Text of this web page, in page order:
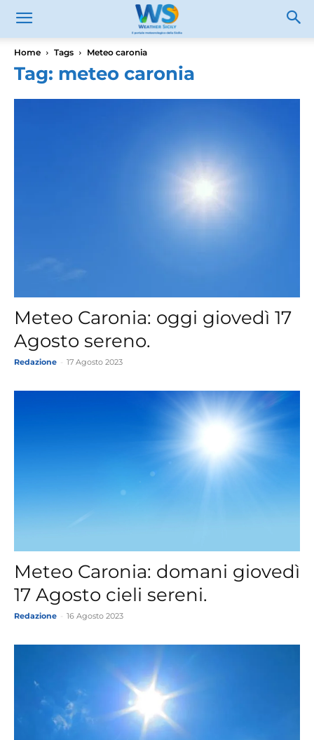
Home Tags Meteo caronia
Tag: meteo caronia
Meteo Caronia: oggi giovedì 17
Agosto sereno.
Redazione 17 Agosto 2023
Meteo Caronia: domani giovedì
17 Agosto cieli sereni.
Redazione 16 Agosto 2023